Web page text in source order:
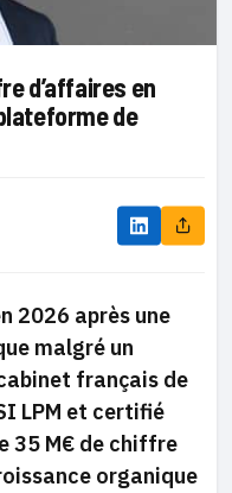
d’affaires en
de
2026 après une
malgré un
français de
LPM et certifié
35 M€ de chiffre
organique